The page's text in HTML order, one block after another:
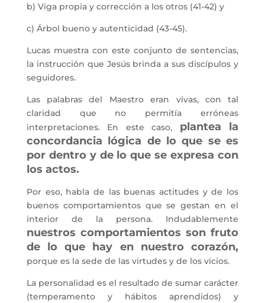
b) Viga propia y corrección a los otros (41-42) y
c) Árbol bueno y autenticidad (43-45).
Lucas muestra con este conjunto de sentencias,
la instrucción que Jesús brinda a sus discípulos y
seguidores.
Las palabras del Maestro eran vivas, con tal
claridad que no permitía erróneas
interpretaciones. En este caso, plantea la
concordancia lógica de lo que se es
por dentro y de lo que se expresa con
los actos.
Por eso, habla de las buenas actitudes y de los
buenos comportamientos que se gestan en el
interior de la persona. Indudablemente
nuestros comportamientos son fruto
de lo que hay en nuestro corazón,
porque es la sede de las virtudes y de los vicios.
La personalidad es el resultado de sumar carácter
(temperamento y hábitos aprendidos) y